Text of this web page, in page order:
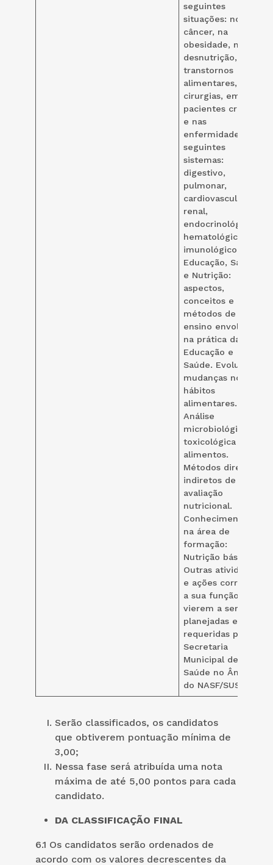
seguintes
situações: no
câncer, na
obesidade, na
desnutrição, nos
transtornos
alimentares, nas
cirurgias, em
pacientes críticos
e nas
enfermidades dos
seguintes
sistemas:
digestivo,
pulmonar,
cardiovascular,
renal,
endocrinológico,
hematológico e
imunológico
Educação, Saúde
e Nutrição:
aspectos,
conceitos e
métodos de
ensino envolvidos
na prática da
Educação e
Saúde. Evolução e
mudanças nos
hábitos
alimentares.
Análise
microbiológica,
toxicológica dos
alimentos.
Métodos diretos e
indiretos de
avaliação
nutricional.
Conhecimentos
na área de
formação:
Nutrição básica.
Outras atividades
e ações correlatas
a sua função que
vierem a ser
planejadas e
requeridas pela
Secretaria
Municipal de
Saúde no Âmbito
do NASF/SUS.
Serão classificados, os candidatos
que obtiverem pontuação mínima de
3,00;
Nessa fase será atribuída uma nota
máxima de até 5,00 pontos para cada
candidato.
DA CLASSIFICAÇÃO FINAL
6.1 Os candidatos serão ordenados de
acordo com os valores decrescentes da